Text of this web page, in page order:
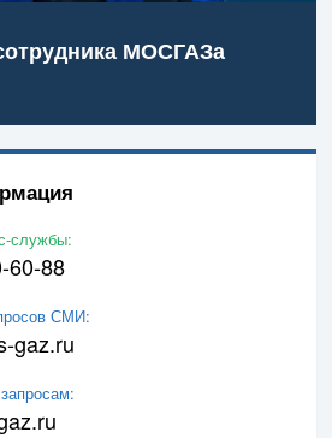
МОСГАЗа
службы:
60-88
СМИ:
gaz.ru